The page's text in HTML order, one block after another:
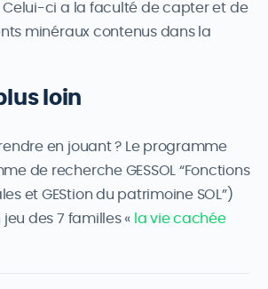
ci a la faculté de capter et de
minéraux contenus dans la
loin
en jouant ? Le programme
de recherche GESSOL “Fonctions
et GEStion du patrimoine SOL”)
des 7 familles « la vie cachée